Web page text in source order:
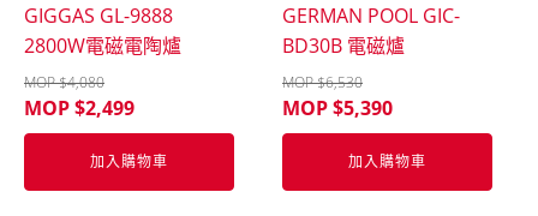
GIGGAS GL-9888
2800W電磁電陶爐
MOP $4,080
MOP $2,499
加入購物車
GERMAN POOL GIC-
BD30B 電磁爐
MOP $6,530
MOP $5,390
加入購物車